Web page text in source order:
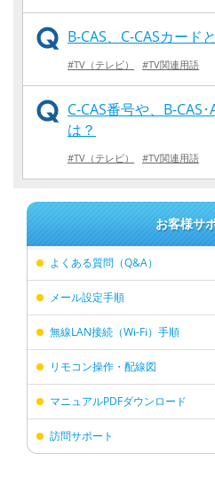
B-CAS、C-CASカード
#TV（テレビ） #TV関連用語
C-CAS番号や、B-CAS
は？
#TV（テレビ） #TV関連用語
お客様サ
よくある質問（Q&A）
メール設定手順
無線LAN接続（Wi-Fi）手順
リモコン操作・配線図
マニュアルPDFダウンロード
訪問サポート